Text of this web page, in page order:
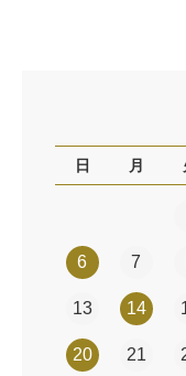
日 月
6 7
13 14
20 21